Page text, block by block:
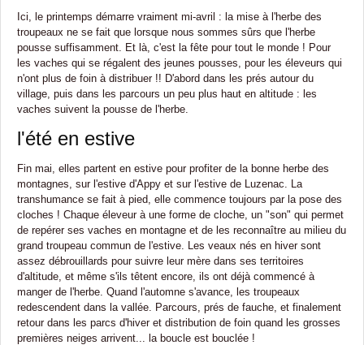
Ici, le printemps démarre vraiment mi-avril : la mise à l'herbe des
troupeaux ne se fait que lorsque nous sommes sûrs que l'herbe
pousse suffisamment. Et là, c'est la fête pour tout le monde ! Pour
les vaches qui se régalent des jeunes pousses, pour les éleveurs qui
n'ont plus de foin à distribuer !! D'abord dans les prés autour du
village, puis dans les parcours un peu plus haut en altitude : les
vaches suivent la pousse de l'herbe.
l'été en estive
Fin mai, elles partent en estive pour profiter de la bonne herbe des
montagnes, sur l'estive d'Appy et sur l'estive de Luzenac. La
transhumance se fait à pied, elle commence toujours par la pose des
cloches ! Chaque éleveur à une forme de cloche, un "son" qui permet
de repérer ses vaches en montagne et de les reconnaître au milieu du
grand troupeau commun de l'estive. Les veaux nés en hiver sont
assez débrouillards pour suivre leur mère dans ses territoires
d'altitude, et même s'ils têtent encore, ils ont déjà commencé à
manger de l'herbe. Quand l'automne s'avance, les troupeaux
redescendent dans la vallée. Parcours, prés de fauche, et finalement
retour dans les parcs d'hiver et distribution de foin quand les grosses
premières neiges arrivent... la boucle est bouclée !